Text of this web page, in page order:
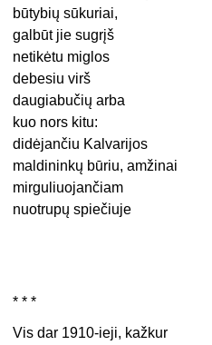
būtybių sūkuriai,
galbūt jie sugrįš
netikėtu miglos
debesiu virš
daugiabučių arba
kuo nors kitu:
didėjančiu Kalvarijos
maldininkų būriu, amžinai
mirguliuojančiam
nuotrupų spiečiuje
* * *
Vis dar 1910-ieji, kažkur